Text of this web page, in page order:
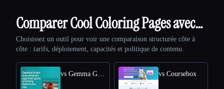
Comparer Cool Coloring Pages avec…
Choisissez un outil pour voir une comparaison structurée côte à
côte : tarifs, déploiement, capacités et politique de contenu.
vs Gemma Guard vs Coursebox